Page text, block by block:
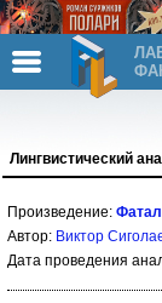
Лингвистический
Произведение:
Автор: Виктор
Дата проведения